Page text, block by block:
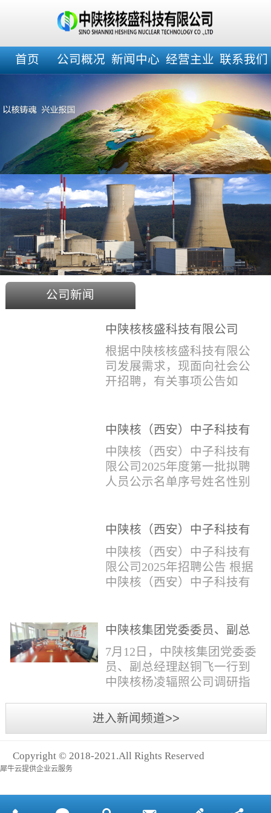
首页 公司概况 新闻中心 经营主业 联系我们
公司新闻
中陕核核盛科技有限公司
2025年度招聘公告
根据中陕核核盛科技有限公
司发展需求，现面向社会公
开招聘，有关事项公告如
会招聘：面向社会招聘，同
等条件下集团内部员工优
先。（2）应届生招聘：国家
计划内统一招收的全日制院
校应届毕业生，重点院校应
登记表》(见附件2）并如实
填写。并将《应聘人员登记
表》和本人学历学位证书和
相关证件扫描件发送至报名
中陕核（西安）中子科技有
限公司2025年度第一批拟聘
人员公示名单
中陕核（西安）中子科技有
限公司2025年度第一批拟聘
人员公示名单序号姓名性别
本科西安石油大学测控技术
月本科西安石油大学通信工
程社招3王小明男1981年11月
本科西安石油大学测控技术
子工程社招5何晔女1979年10
月本科西安财经学院工商管
理社招6张柳怡女1998...
中陕核（西安）中子科技有
限公司2025年招聘公告
中陕核（西安）中子科技有
限公司2025年招聘公告 根据
中陕核（西安）中子科技有
如下：一、招聘岗位及人数
见附件1二、招聘范围（1）
社会招聘：面向社会招聘。
（2）应届生招聘：国家计划
内统一招收的全日制院校应
届毕业生，重点院校应届毕
业生优先；回国一年内取得
国家教育部出具的学历（学
三、招聘流程（一）个人报
中陕核集团党委委员、副总
经理赵铜飞一行到中陕核杨
凌辐照公司调研指导工作
7月12日，中陕核集团党委委
员、副总经理赵铜飞一行到
中陕核杨凌辐照公司调研指
息部部长赵磊，中陕核核盛
公司执行董事张鹏，核盛公
执行董事李奎等陪同调研。
进入新闻频道>>
Copyright © 2018-2021.All Rights Reserved
犀牛云提供企业云服务